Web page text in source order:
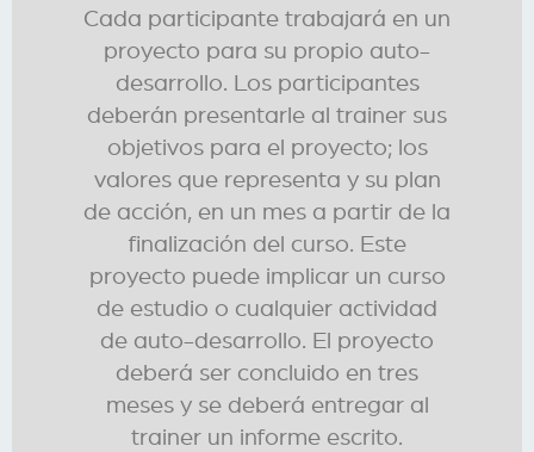
Cada participante trabajará en un
proyecto para su propio auto-
desarrollo. Los participantes
deberán presentarle al trainer sus
objetivos para el proyecto; los
valores que representa y su plan
de acción, en un mes a partir de la
finalización del curso. Este
proyecto puede implicar un curso
de estudio o cualquier actividad
de auto-desarrollo. El proyecto
deberá ser concluido en tres
meses y se deberá entregar al
trainer un informe escrito.